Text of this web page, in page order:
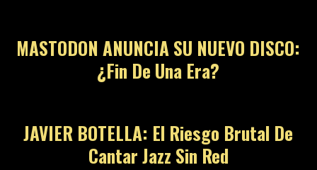
MASTODON ANUNCIA SU NUEVO DISCO:
¿Fin De Una Era?
JAVIER BOTELLA: El Riesgo Brutal De
Cantar Jazz Sin Red